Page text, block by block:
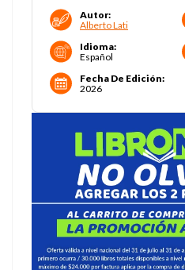
Autor:
Alberto Lati
Idioma:
Español
Fecha De Edición:
2026